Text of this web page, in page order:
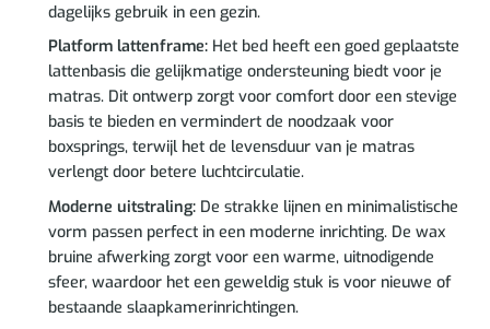
dagelijks gebruik in een gezin.
Platform lattenframe:Het bed heeft een goed geplaatste
lattenbasis die gelijkmatige ondersteuning biedt voor je
matras. Dit ontwerp zorgt voor comfort door een stevige
basis te bieden en vermindert de noodzaak voor
boxsprings, terwijl het de levensduur van je matras
verlengt door betere luchtcirculatie.
Moderne uitstraling:De strakke lijnen en minimalistische
vorm passen perfect in een moderne inrichting. De wax
bruine afwerking zorgt voor een warme, uitnodigende
sfeer, waardoor het een geweldig stuk is voor nieuwe of
bestaande slaapkamerinrichtingen.